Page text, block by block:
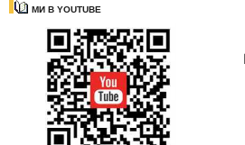
МИ В YOUTUBE